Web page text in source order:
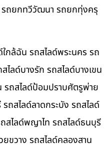
รถยกทวีวัฒนา รถยกทุ่งครุ
กล้ฉัน รถสไลด์พระนคร รถ
ลด์บางรัก รถสไลด์บางเขน
รถสไลด์ป้อมปราบศัตรูพ่าย
ถสไลด์ลาดกระบัง รถสไลด์
สไลด์พญาไท รถสไลด์ธนบุรี
ขวาง รถสไลด์คลองสาน